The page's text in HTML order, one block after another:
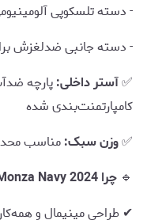
- دسته تلسکوپی
- دسته جانبی ضدلغزش
✅آستر داخلی:پارچه
کامپارتمنت‌بندی شده
✅وزن سبک:مناسب
🔹 چرا Monza Navy 2024 بهترین انتخاب است؟
✔ طراحی مینیمال و